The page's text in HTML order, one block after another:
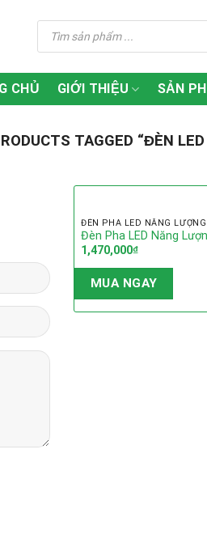
Tìm
kiếm
sản
CHỦ GIỚI THIỆU SẢN
TAGGED “ĐÈN
ĐÈN PHA LED NĂNG
Đèn Pha LED Năng
MK-99500L – Siêu
1,470,000₫
MUA NGAY